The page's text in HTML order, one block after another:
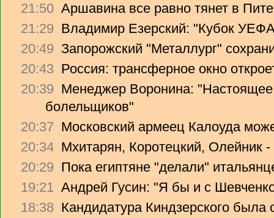
21:50 Аршавина все равно тянет в
21:29 Владимир Езерский: "Кубок
20:49 Запорожский "Металлург"
20:43 Россия: трансферное окно
20:39 Менеджер Воронина: "Настоящее
болельщиков"
20:37 Московский армеец Калоуда
20:34 Мхитарян, Коротецкий, Олейник -
20:29 Пока египтяне "делали"
19:21 Андрей Гусин: "Я бы и с
18:38 Кандидатура Киндзерского была